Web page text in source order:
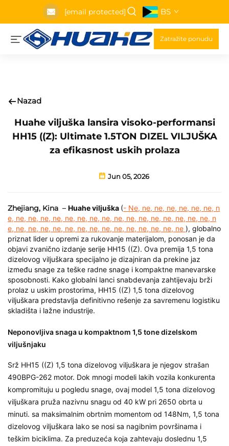
[email protected] BS
Zatražite ponudu
Nazad
Huahe viljuška lansira visoko-performansi
HH15 ((Z): Ultimate 1.5TON DIZEL VILJUŠKA
za efikasnost uskih prolaza
Jun 05, 2026
Zhejiang, Kina – Huahe viljuška (- Ne, ne, ne, ne, ne, ne, ne, n
e, ne, ne, ne, ne, ne, ne, ne, ne, ne, ne, ne, ne, ne, ne, ne, ne, n
e, ne, ne, ne, ne, ne, ne, ne, ne, ne, ne, ne, ne, ne, ne ), globalno
priznat lider u opremi za rukovanje materijalom, ponosan je da
objavi zvanično izdanje serije HH15 ((Z). Ova premija 1,5 tona
dizelovog viljuškara specijalno je dizajniran da prekine jaz
između snage za teške radne snage i kompaktne manevarske
sposobnosti. Kako globalni lanci snabdevanja zahtijevaju brži
prolaz u uskim prostorima, HH15 ((Z) 1,5 tona dizelovog
viljuškara predstavlja definitivno rešenje za savremenu logistiku
skladišta i lažne industrije.
Neponovljiva snaga u kompaktnom 1,5 tone dizelskom
viljušnjaku
Srž HH15 ((Z) 1,5 tona dizelovog viljuškara je njegov strašan
490BPG-262 motor. Dok mnogi modeli lakih vozila konkurenta
kompromituju u pogledu snage, ovaj model 1,5 tona dizelovog
viljuškara pruža nazivnu snagu od 40 kW pri 2650 obrta u
minuti. sa maksimalnim obrtnim momentom od 148Nm, 1,5 tona
dizelovog viljuškara lako se nosi sa nagibnim površinama i
teškim biciklima. Za preduzeća koja zahtevaju doslednu 1,5